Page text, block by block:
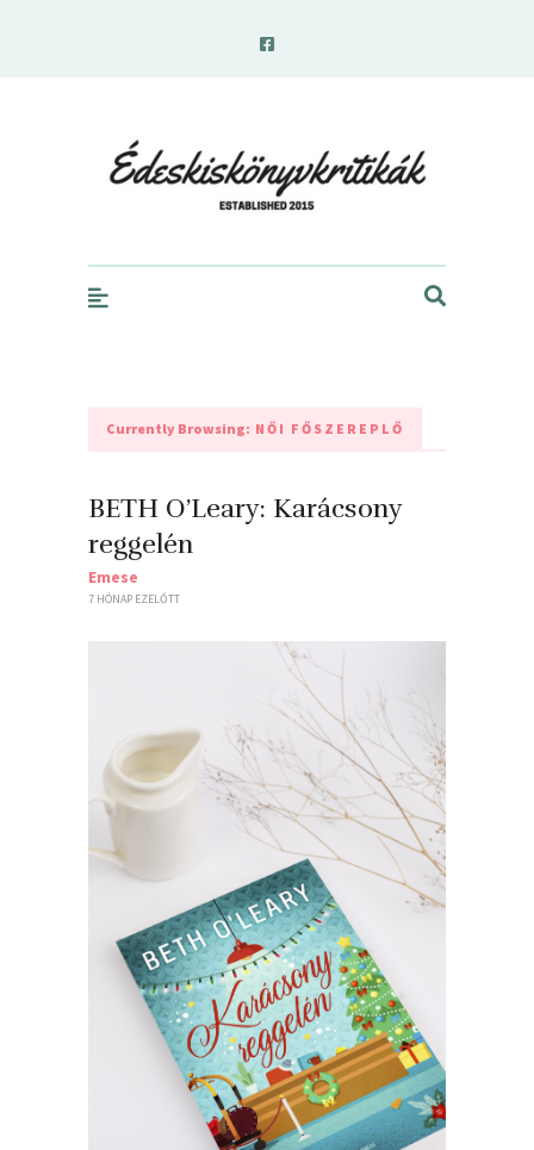
Currently Browsing: NŐI FŐSZEREPLŐ
BETH O’Leary: Karácsony
reggelén
Emese
7 HÓNAP EZELŐTT